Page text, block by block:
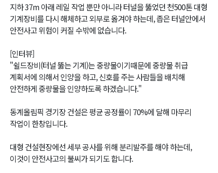
지하 37m 아래 레일 작업 뿐만 아니라 터널을 뚫었던 천500톤 대형
기계장비를 다시 해체하고 외부로 옮겨야 하는데, 좁은 터널안에서
안전사고 위험이 커질 수밖에 없습니다.
[인터뷰]
"쉴드장비(터널 뚫는 기계)는 중량물이기때문에 중량물 취급
계획서에 의해서 인양을 하고, 신호를 주는 사람들을 배치해
안전하게 중량물을 인양하도록 하겠습니다."
동계올림픽 경기장 건설은 평균 공정률이 70%에 달해 마무리
작업이 한창입니다.
대형 건설현장에선 세부 공사를 위해 분리발주를 해야 하는데,
이것이 안전사고의 불씨가 되기도 합니다.